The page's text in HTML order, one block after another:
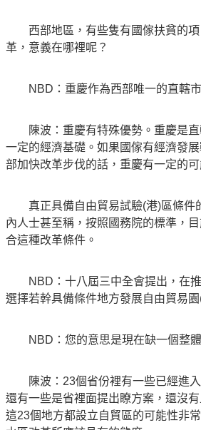
西部地區，有些隻有國傢扶貧的項
革，意義在哪裡呢？
NBD：重慶作為西部唯一的直轄市
陳波：重慶有特殊優勢。重慶是直
一定的經濟基礎。如果國傢有經濟發
部加快改革步伐的話，重慶有一定的可
真正具備自由貿易試驗(港)區條件
內人士甚至稱，按照國務院的標準，
合這種改革條件。
NBD：十八屆三中全會提出，在推
選擇若幹具備條件地方發展自由貿易園
NBD：您的意思是現在缺一個整體
陳波：23個省份裡有一些已經進入
還有一些是省裡面提出瞭方案，還沒
這23個地方都設立自貿區的可能性非